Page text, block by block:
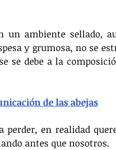
un ambiente sellado,
y grumosa, no se
se debe a la
de las abejas
perder, en realidad
antes que nosotros.